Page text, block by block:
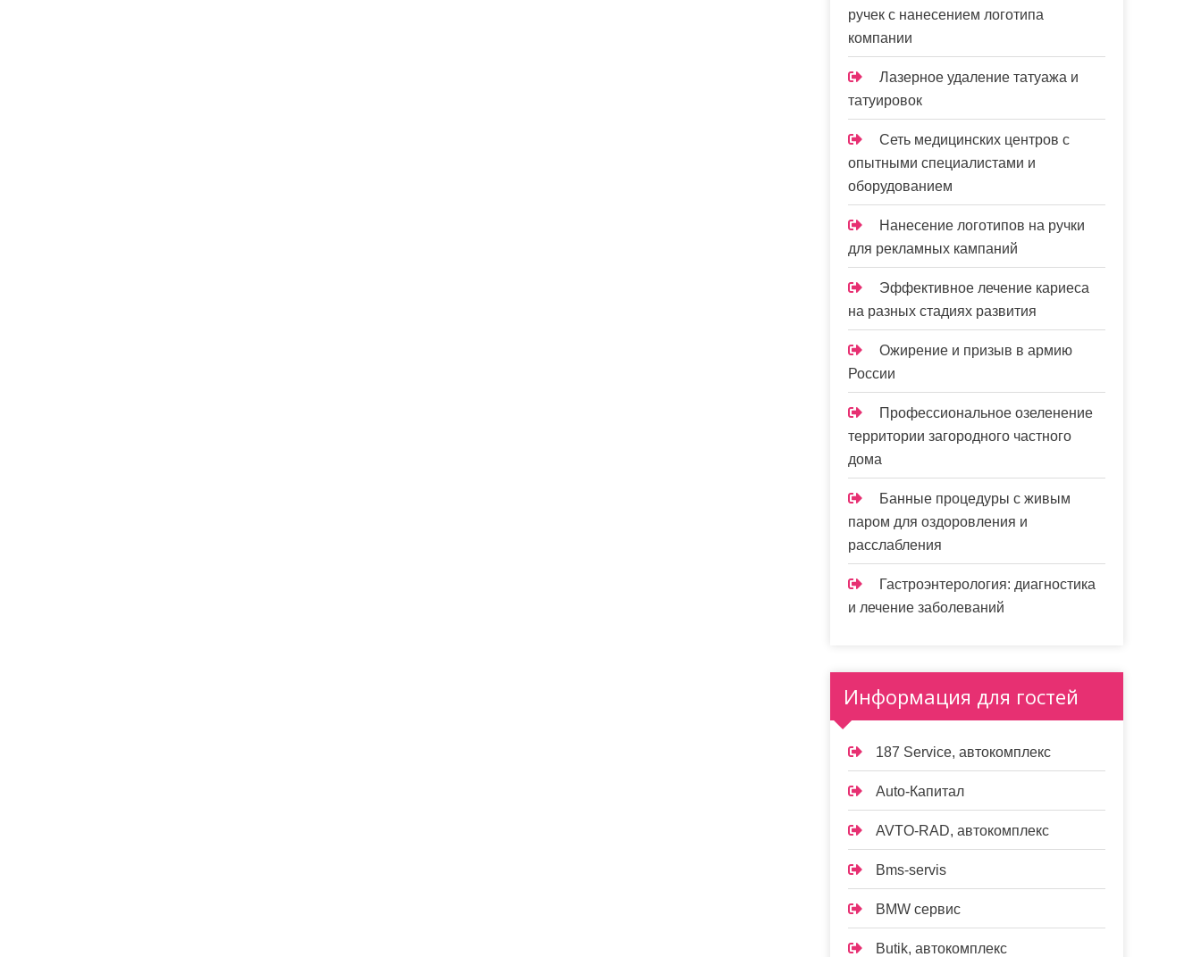
ручек с нанесением логотипа
компании
Лазерное удаление татуажа и
татуировок
Сеть медицинских центров с
опытными специалистами и
оборудованием
Нанесение логотипов на ручки
для рекламных кампаний
Эффективное лечение кариеса
на разных стадиях развития
Ожирение и призыв в армию
России
Профессиональное озеленение
территории загородного частного
дома
Банные процедуры с живым
паром для оздоровления и
расслабления
Гастроэнтерология: диагностика
и лечение заболеваний
Информация для гостей
187 Service, автокомплекс
Auto-Капитал
AVTO-RAD, автокомплекс
Bms-servis
BMW сервис
Butik, автокомплекс